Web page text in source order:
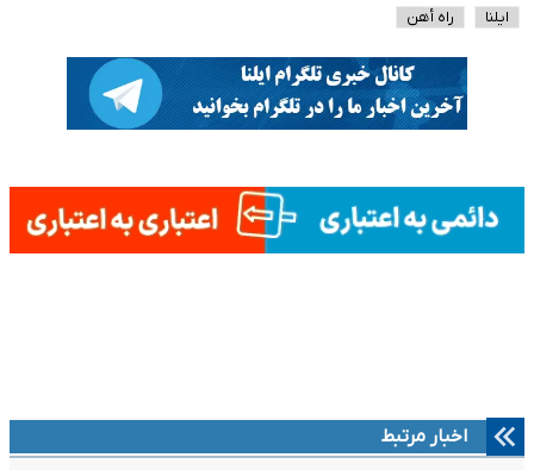
ایلنا راه أهن
اخبار مرتبط